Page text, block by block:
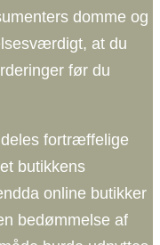
domme og
at du
før du
fortræffelige
butikkens
online butikker
bedømmelse af